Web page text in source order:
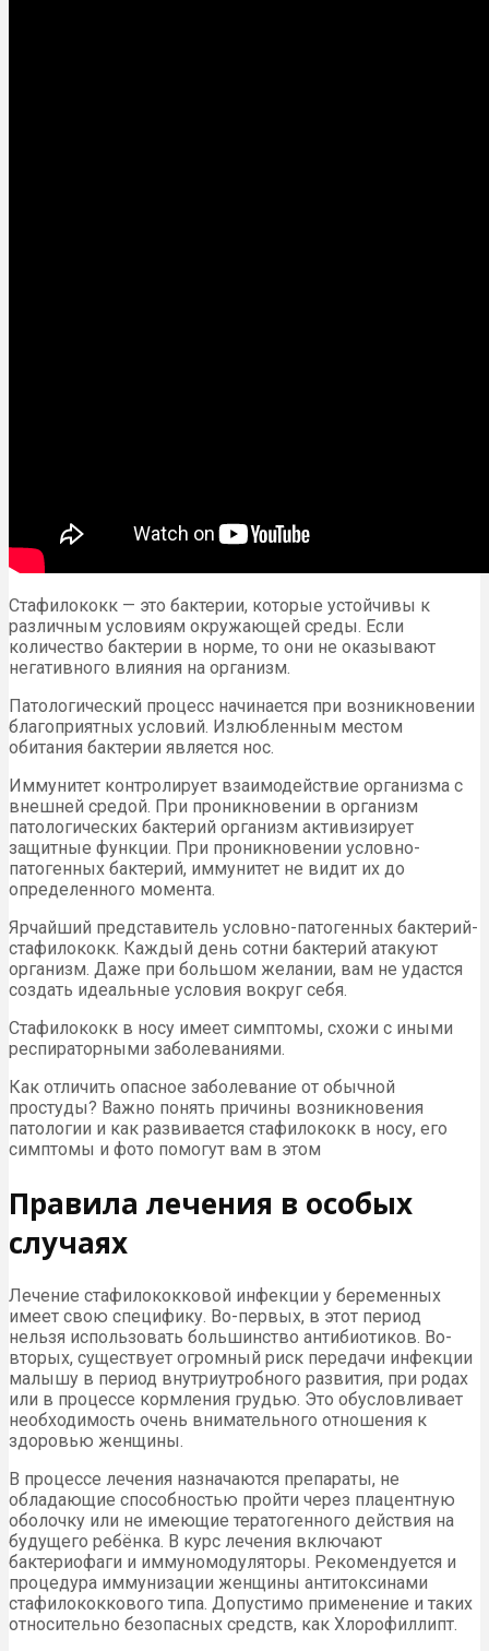
Стафилококк — это бактерии, которые устойчивы к
различным условиям окружающей среды. Если
количество бактерии в норме, то они не оказывают
негативного влияния на организм.
Патологический процесс начинается при возникновении
благоприятных условий. Излюбленным местом
обитания бактерии является нос.
Иммунитет контролирует взаимодействие организма с
внешней средой. При проникновении в организм
патологических бактерий организм активизирует
защитные функции. При проникновении условно-
патогенных бактерий, иммунитет не видит их до
определенного момента.
Ярчайший представитель условно-патогенных бактерий-
стафилококк. Каждый день сотни бактерий атакуют
организм. Даже при большом желании, вам не удастся
создать идеальные условия вокруг себя.
Стафилококк в носу имеет симптомы, схожи с иными
респираторными заболеваниями.
Как отличить опасное заболевание от обычной
простуды? Важно понять причины возникновения
патологии и как развивается стафилококк в носу, его
симптомы и фото помогут вам в этом
Правила лечения в особых
случаях
Лечение стафилококковой инфекции у беременных
имеет свою специфику. Во-первых, в этот период
нельзя использовать большинство антибиотиков. Во-
вторых, существует огромный риск передачи инфекции
малышу в период внутриутробного развития, при родах
или в процессе кормления грудью. Это обусловливает
необходимость очень внимательного отношения к
здоровью женщины.
В процессе лечения назначаются препараты, не
обладающие способностью пройти через плацентную
оболочку или не имеющие тератогенного действия на
будущего ребёнка. В курс лечения включают
бактериофаги и иммуномодуляторы. Рекомендуется и
процедура иммунизации женщины антитоксинами
стафилококкового типа. Допустимо применение и таких
относительно безопасных средств, как Хлорофиллипт.